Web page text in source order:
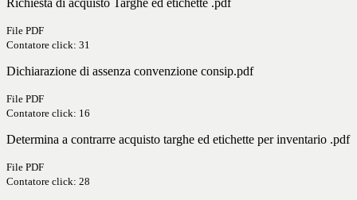
Richiesta di acquisto Targhe ed etichette .pdf
File PDF
Contatore click: 31
Dichiarazione di assenza convenzione consip.pdf
File PDF
Contatore click: 16
Determina a contrarre acquisto targhe ed etichette per inventario .pdf
File PDF
Contatore click: 28